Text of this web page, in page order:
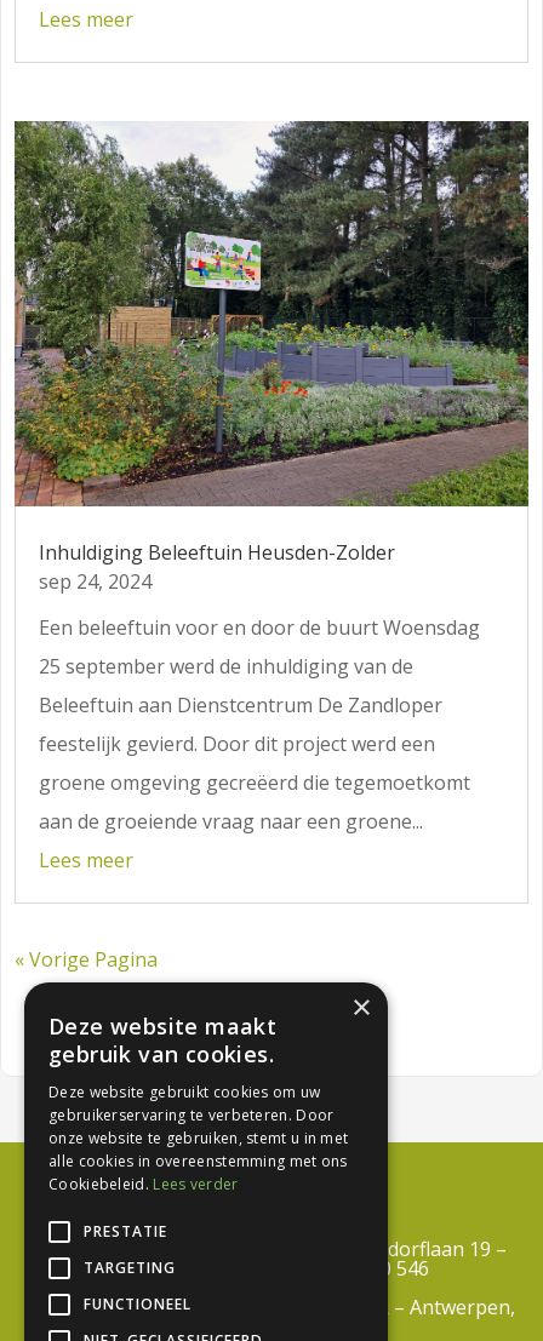
Lees meer
Inhuldiging Beleeftuin Heusden-Zolder
sep 24, 2024
Een beleeftuin voor en door de buurt Woensdag
25 september werd de inhuldiging van de
Beleeftuin aan Dienstcentrum De Zandloper
feestelijk gevierd. Door dit project werd een
groene omgeving gecreëerd die tegemoetkomt
aan de groeiende vraag naar een groene...
Lees meer
« Vorige Pagina
Centrum Duurzaam Groen vzw – Troisdorflaan 19 –
3600 Genk – BTW BE 0812 690 546
info@centrumduurzaamgroen.be –
RPR – Antwerpen,
×
Deze website maakt
gebruik van cookies.
Deze website gebruikt cookies om uw
gebruikerservaring te verbeteren. Door
onze website te gebruiken, stemt u in met
alle cookies in overeenstemming met ons
Cookiebeleid. Lees verder
PRESTATIE
TARGETING
FUNCTIONEEL